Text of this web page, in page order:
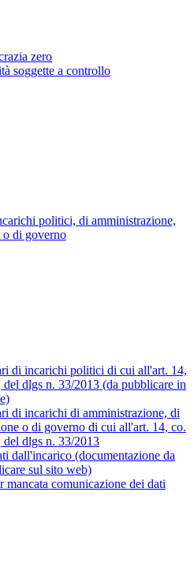
zero
soggette a controllo
politici, di amministrazione,
di governo
di incarichi politici di cui all'art. 14,
del dlgs n. 33/2013 (da pubblicare in
di incarichi di amministrazione, di
o di governo di cui all'art. 14, co.
del dlgs n. 33/2013
dall'incarico (documentazione da
sul sito web)
mancata comunicazione dei dati